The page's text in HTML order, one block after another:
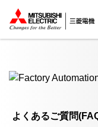
ここから本文
よくあるご質問